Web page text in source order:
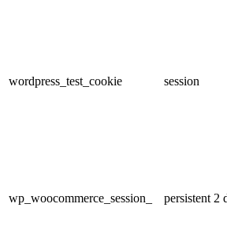
wordpress_test_cookie session
wp_woocommerce_session_ persistent 2